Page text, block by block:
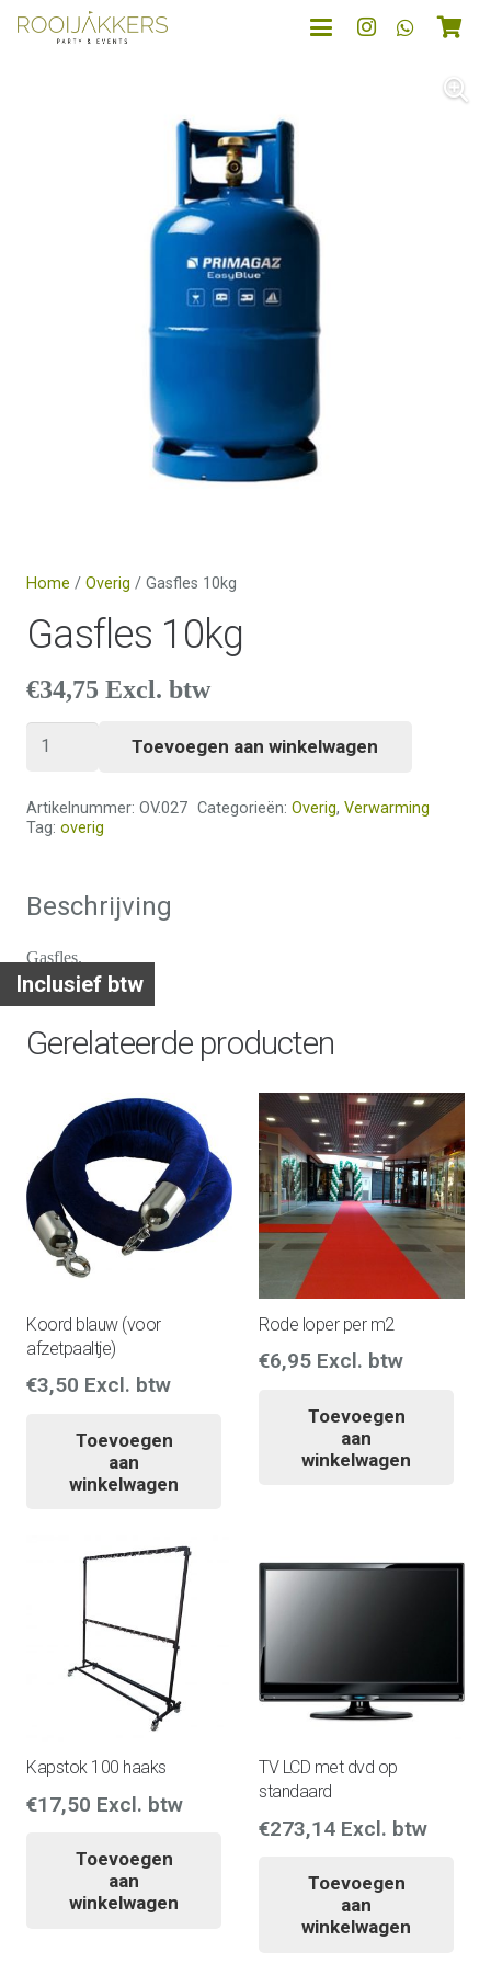
Inclusief btw
Home / Overig / Gasfles 10kg
Gasfles 10kg
€34,75 Excl. btw
aantal
Toevoegen aan winkelwagen
Artikelnummer: OV.027 Categorieën: Overig, Verwarming
Tag: overig
Beschrijving
Gasfles.
Gerelateerde producten
Koord blauw (voor
afzetpaaltje)
€3,50 Excl. btw
Toevoegen
aan
winkelwagen
Rode loper per m2
€6,95 Excl. btw
Toevoegen
aan
winkelwagen
Kapstok 100 haaks
€17,50 Excl. btw
Toevoegen
aan
winkelwagen
TV LCD met dvd op
standaard
€273,14 Excl. btw
Toevoegen
aan
winkelwagen